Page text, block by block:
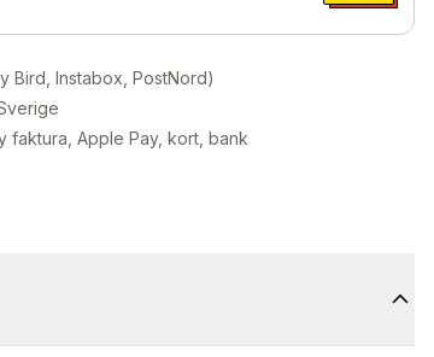
Bird, Instabox, PostNord)
faktura, Apple Pay, kort, bank